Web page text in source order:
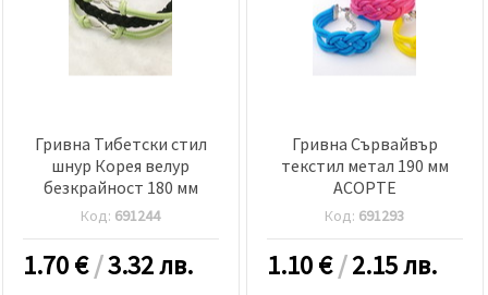
Гривна Тибетски стил
шнур Корея велур
безкрайност 180 мм
Код: 691244
1.70€/3.32 лв.
Гривна Сървайвър
текстил метал 190 мм
АСОРТЕ
Код: 691293
1.10€/2.15 лв.